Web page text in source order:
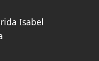
Isabel